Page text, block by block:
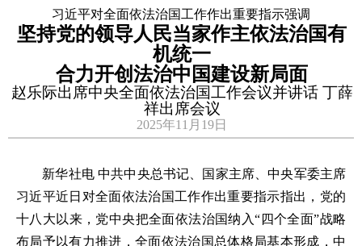
习近平对全面依法治国工作作出重要指示强调
坚持党的领导人民当家作主依法治国有
机统一
合力开创法治中国建设新局面
赵乐际出席中央全面依法治国工作会议并讲话 丁薛
祥出席会议
2025年11月19日
新华社电 中共中央总书记、国家主席、中央军委主席
习近平近日对全面依法治国工作作出重要指示指出，党的
十八大以来，党中央把全面依法治国纳入“四个全面”战略
布局予以有力推进，全面依法治国总体格局基本形成，中